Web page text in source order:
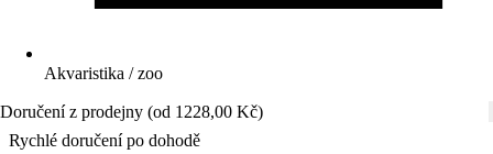
Akvaristika / zoo
Doručení z prodejny (od 1228,00 Kč)
Rychlé doručení po dohodě